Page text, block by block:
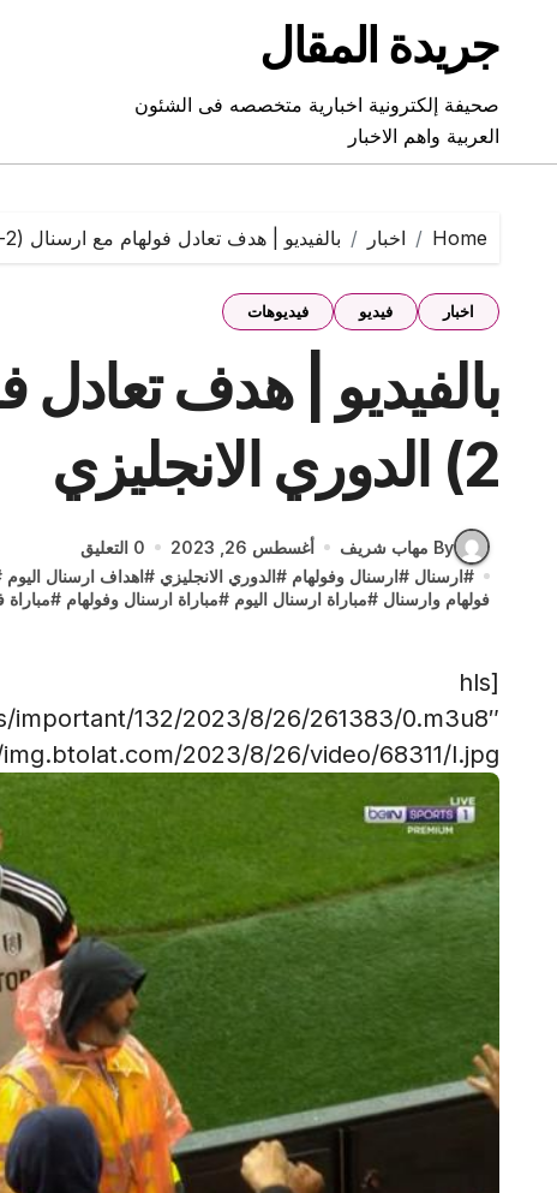
contentجريدة المقال
صحيفة إلكترونية اخبارية متخصصه فى الشئون
العربية واهم الاخبار
Home اخبار بالفيديو | هدف تعادل فولهام مع ارسنال (2-2) الدوري الانجليزي
اخبار فيديو فيديوهات
2) الدوري الانجليزي
By مهاب شريف أغسطس 26, 2023
0 التعليق
#ارسنال #ارسنال وفولهام #الدوري الانجليزي #اهداف ارسنال اليوم
فولهام وارسنال #مباراة ارسنال اليوم #مباراة ارسنال وفولهام #مباراة
[hls
important/132/2023/8/26/261383/0.m3u8″
2023/8/26/video/68311/l.jpg”]